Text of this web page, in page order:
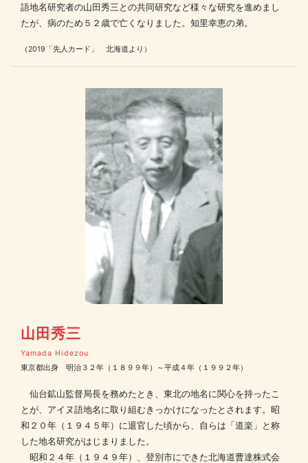
語地名研究者の山田秀三との共同研究など様々な研究を進めまし
たが、病のため５２歳で亡くなりました。知里幸恵の弟。
（2019「先人カード」 北海道より）
山田秀三
Yamada Hidezou
東京都出身 明治３２年（１８９９年）～平成４年（１９９２年）
仙台鉱山監督局長を務めたとき、東北の地名に関心を持ったこ
とが、アイヌ語地名に取り組むきっかけになったとされます。昭
和２０年（１９４５年）に退官した頃から、自らは「道楽」と称
した地名研究がはじまりました。
昭和２４年（１９４９年）、登別市にできた北海道曹達株式会